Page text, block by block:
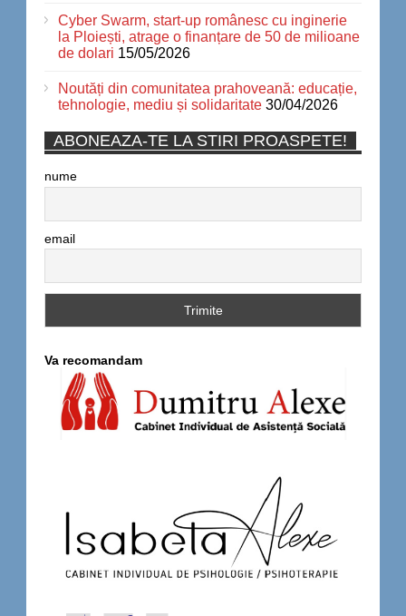
Cyber Swarm, start-up românesc cu inginerie
la Ploiești, atrage o finanțare de 50 de milioane
de dolari 15/05/2026
Noutăți din comunitatea prahoveană: educație,
tehnologie, mediu și solidaritate 30/04/2026
ABONEAZA-TE LA STIRI PROASPETE!
nume
email
Va recomandam